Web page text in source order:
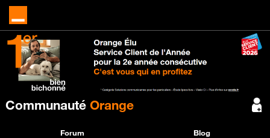
Communauté Orange
Forum Blog